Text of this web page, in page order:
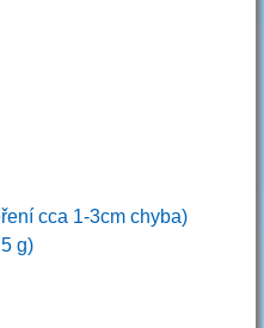
cca 1-3cm chyba)
g)